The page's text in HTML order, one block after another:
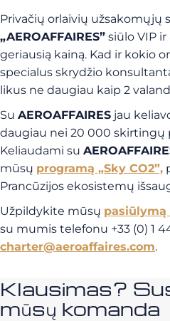
Privačių orlaivių užsakomųjų
„AEROAFFAIRES” siūlo VIP
geriausią kainą. Kad ir kokio
specialus skrydžio
likus ne daugiau kaip 2
Su AEROAFFAIRES jau
daugiau nei 20 000 skirtingų
Keliaudami su
mūsų programą „Sky CO2”,
Prancūzijos ekosistemų
Užpildykite mūsų
su mumis telefonu +33 (0) 1
charter@aeroaffaires.com.
Klausimas?
mūsų komanda